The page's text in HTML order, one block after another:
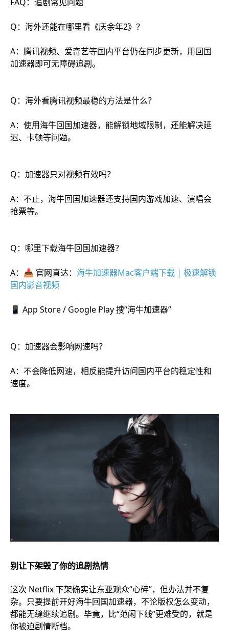
Q：海外还能在哪里看《庆余年2》？
A：腾讯视频、爱奇艺等国内平台仍在同步更新，用回国
加速器即可无障碍追剧。
Q：海外看腾讯视频最稳的方法是什么？
A：使用海牛回国加速器，能解锁地域限制，还能解决延
迟、卡顿等问题。
Q：加速器只对视频有效吗？
A：不止，海牛回国加速器还支持国内游戏加速、演唱会
抢票等。
Q：哪里下载海牛回国加速器？
A：📥 官网直达： 海牛加速器Mac客户端下载 | 极速解锁
国内影音视频
📱 App Store / Google Play 搜“海牛加速器”
Q：加速器会影响网速吗？
A：不会降低网速，相反能提升访问国内平台的稳定性和
速度。
别让下架毁了你的追剧热情
这次 Netflix 下架确实让东亚观众“心碎”，但办法并不复
杂。只要提前开好海牛回国加速器，不论版权怎么变动，
都能无缝继续追剧。毕竟，比“范闲下线”更难受的，就是
你被迫剧情断档。